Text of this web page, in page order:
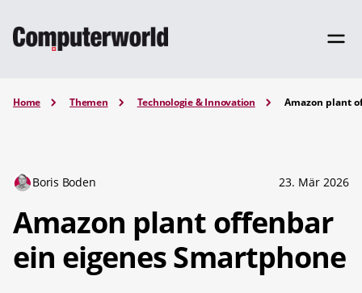
Home Themen Technologie & Innovation Amazon plant
Boris Boden 23. Mär 2026
Amazon plant offenbar
ein eigenes Smartphone